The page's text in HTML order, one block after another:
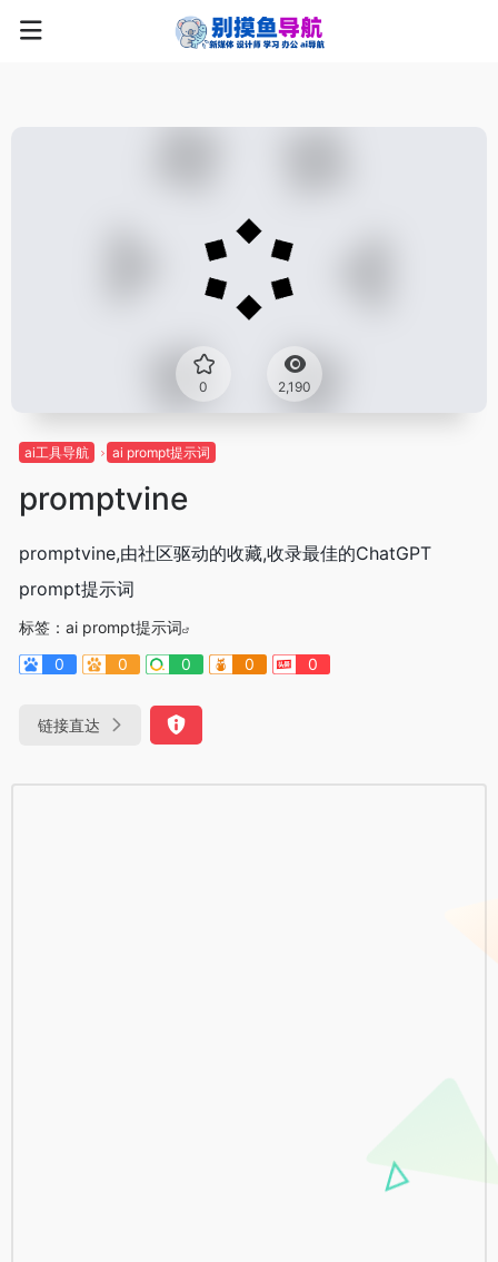
0 2,190
ai工具导航 ai prompt提示词
promptvine
promptvine,由社区驱动的收藏,收录最佳的ChatGPT
prompt提示词
标签： ai prompt提示词
0
0 0 0 0
链接直达